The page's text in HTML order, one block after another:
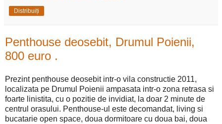
Distribuiți
Penthouse deosebit, Drumul Poienii,
800 euro .
Prezint penthouse deosebit intr-o vila constructie 2011,
localizata pe Drumul Poienii ampasata intr-o zona retrasa si
foarte linistita, cu o pozitie de invidiat, la doar 2 minute de
centrul orasului. Penthouse-ul este decomandat, living si
bucatarie open space, doua dormitoare cu doua bai, doua